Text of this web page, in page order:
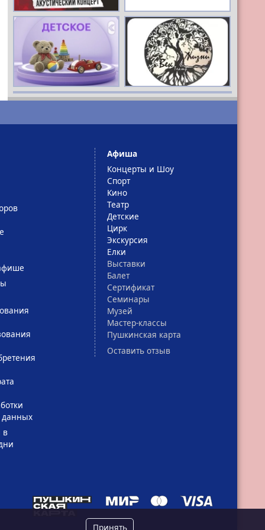
РЕКЛАМА 16+ РЕКЛАМА 16+
данных
в
Афиша
Концерты и Шоу
Спорт
Кино
Театр
Детские
Цирк
Экскурсия
Елки
Выставки
Балет
Сертификат
Семинары
Музей
Мастер-классы
Пушкинская карта
Оставить отзыв
Принять